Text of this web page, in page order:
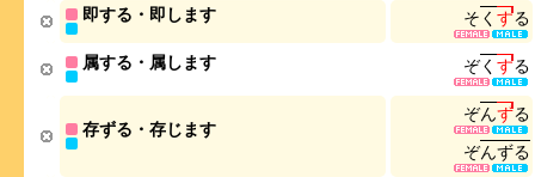
即する・即します そ く する
属する・属します ぞく する
存ずる・存じます
ぞんずる
ぞんずる